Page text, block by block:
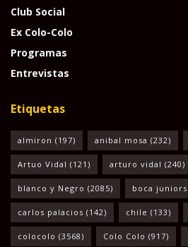
Club Social
Ex Colo-Colo
Programas
Entrevistas
Etiquetas
almiron (197) anibal mosa (232)
Artuo Vidal (121) arturo vidal (240)
blanco y Negro (2085) boca juniors
carlos palacios (142) chile (133)
colocolo (3568) Colo Colo (917)